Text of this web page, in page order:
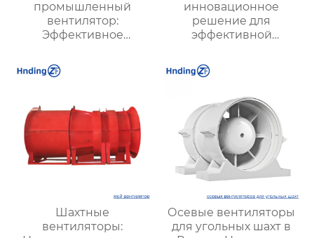
промышленный
вентилятор:
Эффективное
надежной вентиляции
инновационное
решение для
эффективной
оптимизации работы
Шахтные
вентиляторы:
Осевые вентиляторы
для угольных шахт в